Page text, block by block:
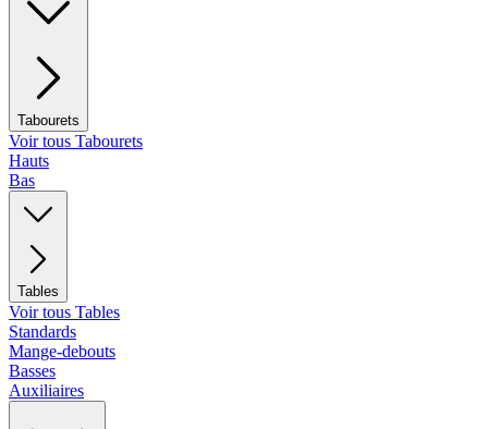
Tabourets
Voir tous Tabourets
Hauts
Bas
Tables
Voir tous Tables
Standards
Mange-debouts
Basses
Auxiliaires